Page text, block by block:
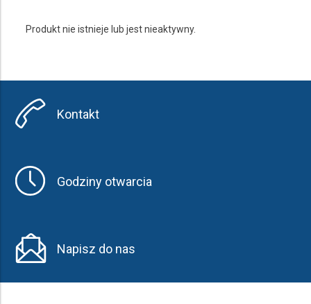
Produkt nie istnieje lub jest nieaktywny.
Kontakt
Godziny otwarcia
Napisz do nas